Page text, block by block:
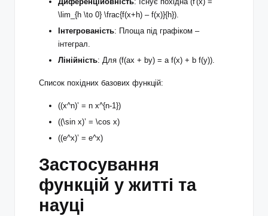
\lim_{h \to 0} \frac{f(x+h) – f(x)}{h}).
Інтегрованість: Площа під графіком –
інтеграл.
Лінійність: Для (f(ax + by) = a f(x) + b f(y)).
Список похідних базових функцій:
((x^n)’ = n x^{n-1})
((\sin x)’ = \cos x)
((e^x)’ = e^x)
Застосування
функцій у житті та
науці